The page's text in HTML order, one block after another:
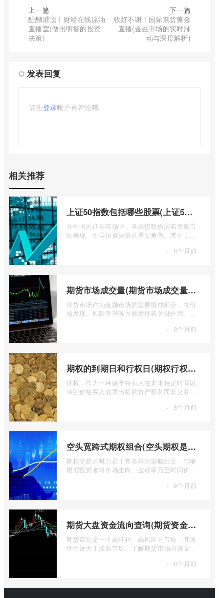
上一篇
醍醐灌顶！财经在线原油
直播室(做出明智的投资
决策)
下一篇
收好不谢！国际期货黄金
直播(金融市场的实时脉
动与深度解析)
发表回复
请先登录账户再评论哦
相关推荐
上证50指数包括哪些股票(上证50指数包含哪些股票)
在中国的证券市场中，各类指数扮演着衡量市
场表现、引导投资决策的重要角色。其中，上
· 8个月前
期货市场成交量(期货市场成交量萎缩)
期货市场作为金融市场的重要组成部分，在价
格发现、风险管理等方面发挥着关键作用。近
· 8个月前
期权的到期日和行权日(期权行权日到期虚值期权都将清零)
期权，作为一种赋予持有人在未来特定时间以
特定价格买入或卖出标的资产权利而非义务的
· 8个月前
空头宽跨式期权组合(空头期权是什么意思)
期权交易的魅力在于其多样的策略组合，能够
根据投资者对市场走向、波动率乃至时间价值
· 8个月前
期货大盘资金流向查询(期货资金流向查询)
期货市场是一个高杠杆、高风险的市场，其波
动性远大于股票市场。了解期货市场的资金流
· 8个月前